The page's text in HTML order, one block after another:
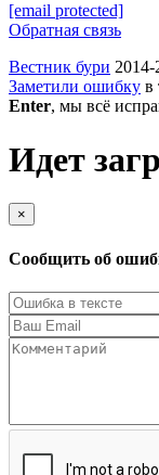
[email protected]
Обратная связь
Вестник бури 2014-
Заметили ошибку в
Enter, мы всё
Идет
×
Сообщить об